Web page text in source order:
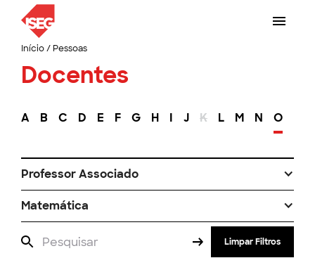
Início/ Pessoas
Docentes
A B C D E F G H I J K L M N O
Professor Associado
Matemática
Limpar Filtros